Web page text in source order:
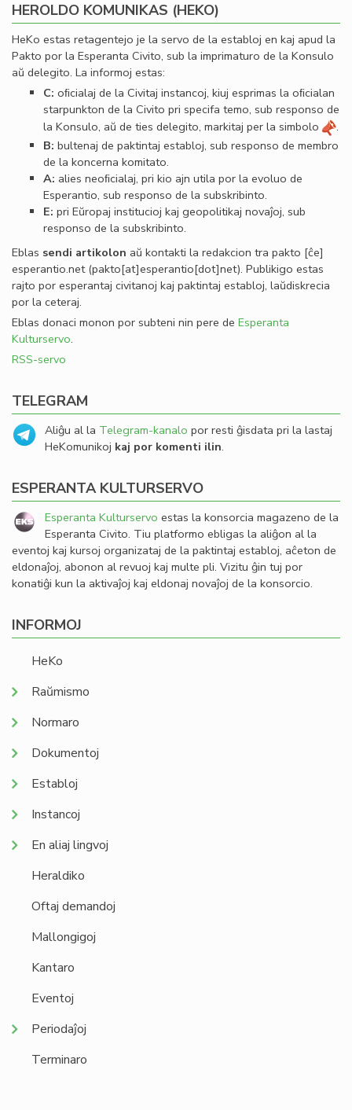
HEROLDO KOMUNIKAS (HEKO)
HeKo estas retagentejo je la servo de la establoj en kaj apud la
Pakto por la Esperanta Civito, sub la imprimaturo de la Konsulo
aŭ delegito. La informoj estas:
C: oﬁcialaj de la Civitaj instancoj, kiuj esprimas la oﬁcialan
starpunkton de la Civito pri specifa temo, sub responso de
la Konsulo, aŭ de ties delegito, markitaj per la simbolo
.
B: bultenaj de paktintaj establoj, sub responso de membro
de la koncerna komitato.
A: alies neoﬁcialaj, pri kio ajn utila por la evoluo de
Esperantio, sub responso de la subskribinto.
E: pri Eŭropaj institucioj kaj geopolitikaj novaĵoj, sub
responso de la subskribinto.
Eblas sendi artikolon aŭ kontakti la redakcion tra pakto [ĉe]
esperantio.net(pakto[at]esperantio[dot]net). Publikigo estas
rajto por esperantaj civitanoj kaj paktintaj establoj, laŭdiskrecia
por la ceteraj.
Eblas donaci monon por subteni nin pere de Esperanta
Kulturservo.
RSS-servo
TELEGRAM
Aliĝu al la Telegram-kanalo por resti ĝisdata pri la lastaj
HeKomunikoj kaj por komenti ilin.
ESPERANTA KULTURSERVO
Esperanta Kulturservo estas la konsorcia magazeno de la
Esperanta Civito. Tiu platformo ebligas la aliĝon al la
eventoj kaj kursoj organizataj de la paktintaj establoj, aĉeton de
eldonaĵoj, abonon al revuoj kaj multe pli. Vizitu ĝin tuj por
konatiĝi kun la aktivaĵoj kaj eldonaj novaĵoj de la konsorcio.
INFORMOJ
HeKo
Raŭmismo
Normaro
Dokumentoj
Establoj
Instancoj
En aliaj lingvoj
Heraldiko
Oftaj demandoj
Mallongigoj
Kantaro
Eventoj
Periodaĵoj
Terminaro